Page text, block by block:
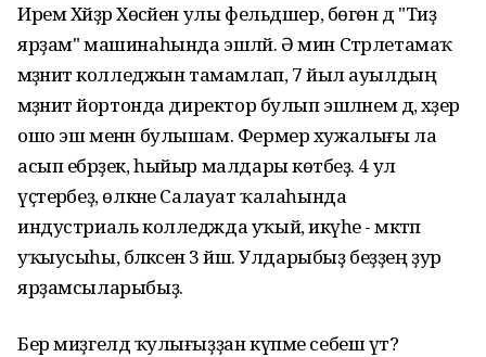
Ирем Хәйҙәр Хөсәйен улы фельдшер, бөгөн дә "Тиҙ
ярҙам" машинаһында эшләй. Ә мин Стәрлетамаҡ
мәҙәниәт колледжын тамамлап, 7 йыл ауылдың
мәҙәниәт йортонда директор булып эшләнем дә, хәҙер
ошо эш менән булышам. Фермер хужалығы ла
асып ебәрҙек, һыйыр малдары көтәбеҙ. 4 ул
үҫтерәбеҙ, өлкәне Салауат ҡалаһында
индустриаль колледжда уҡый, икәүһе - мәктәп
уҡыусыһы, бәләкәсенә 3 йәш. Улдарыбыҙ беҙҙең ҙур
ярҙамсыларыбыҙ.
Бер миҙгелдә ҡулығыҙҙан күпме себеш үтә?